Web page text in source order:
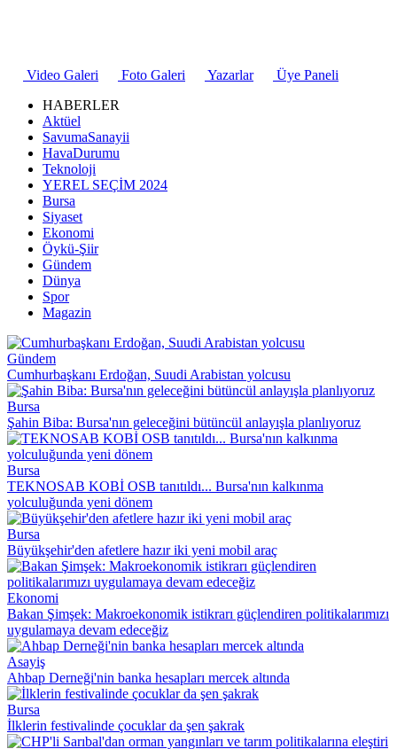
Video Galeri Foto Galeri Yazarlar
Üye Paneli
HABERLER
Aktüel
SavumaSanayii
HavaDurumu
Teknoloji
YEREL SEÇİM 2024
Bursa
Siyaset
Ekonomi
Öykü-Şiir
Gündem
Dünya
Spor
Magazin
Gündem
Cumhurbaşkanı Erdoğan, Suudi Arabistan yolcusu
Bursa
Şahin Biba: Bursa'nın geleceğini bütüncül anlayışla planlıyoruz
Bursa
TEKNOSAB KOBİ OSB tanıtıldı... Bursa'nın kalkınma
yolculuğunda yeni dönem
Bursa
Büyükşehir'den afetlere hazır iki yeni mobil araç
Ekonomi
Bakan Şimşek: Makroekonomik istikrarı güçlendiren politikalarımızı
uygulamaya devam edeceğiz
Asayiş
Ahbap Derneği'nin banka hesapları mercek altında
Bursa
İlklerin festivalinde çocuklar da şen şakrak